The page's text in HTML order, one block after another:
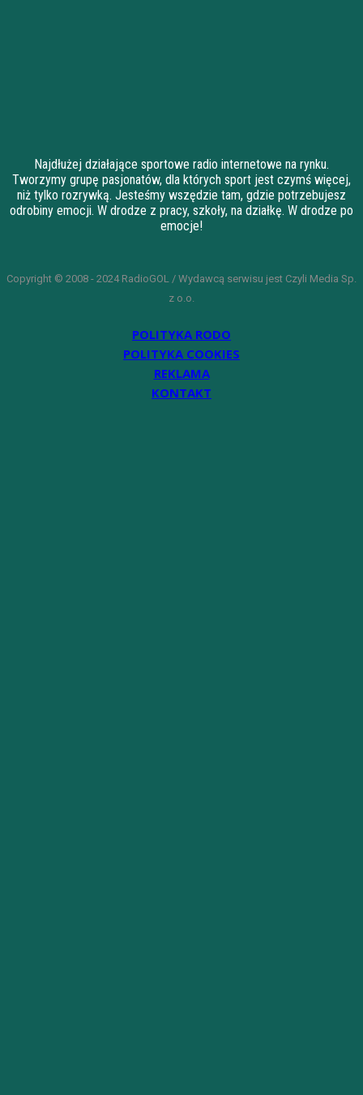
Najdłużej działające sportowe radio internetowe na rynku.
Tworzymy grupę pasjonatów, dla których sport jest czymś więcej,
niż tylko rozrywką. Jesteśmy wszędzie tam, gdzie potrzebujesz
odrobiny emocji. W drodze z pracy, szkoły, na działkę. W drodze po
emocje!
Copyright © 2008 - 2024 RadioGOL / Wydawcą serwisu jest Czyli Media Sp.
z o.o.
POLITYKA RODO
POLITYKA COOKIES
REKLAMA
KONTAKT